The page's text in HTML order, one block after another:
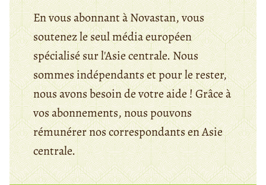
En vous abonnant à Novastan, vous
soutenez le seul média européen
spécialisé sur l'Asie centrale. Nous
sommes indépendants et pour le rester,
nous avons besoin de votre aide ! Grâce à
vos abonnements, nous pouvons
rémunérer nos correspondants en Asie
centrale.